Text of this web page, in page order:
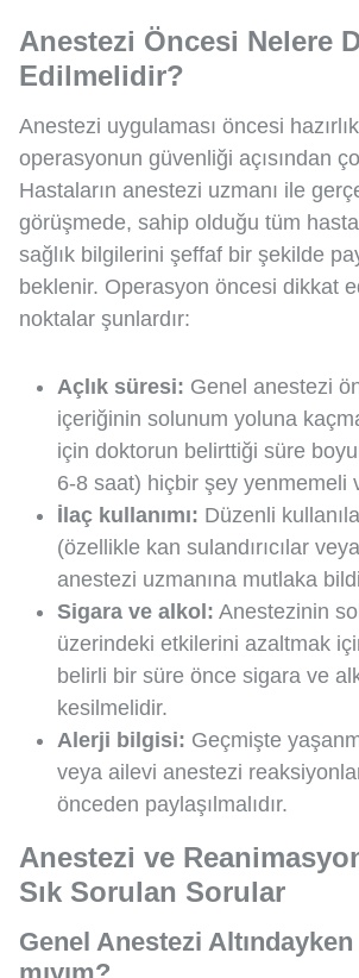
Anestezi Öncesi Nelere
Edilmelidir?
Anestezi uygulaması öncesi
operasyonun güvenliği açısından
Hastaların anestezi uzmanı ile
görüşmede, sahip olduğu tüm
sağlık bilgilerini şeffaf bir şekilde
beklenir. Operasyon öncesi dikkat
noktalar şunlardır:
Açlık süresi: Genel anestezi
içeriğinin solunum yoluna
için doktorun belirttiği süre
6-8 saat) hiçbir şey yenmemeli
İlaç kullanımı: Düzenli
(özellikle kan sulandırıcılar
anestezi uzmanına mutlaka
Sigara ve alkol: Anestezinin
üzerindeki etkilerini azaltmak
belirli bir süre önce sigara ve
kesilmelidir.
Alerji bilgisi: Geçmişte
veya ailevi anestezi
önceden paylaşılmalıdır.
Anestezi ve
Sık Sorulan Sorular
Genel Anestezi Altındayken